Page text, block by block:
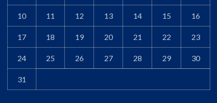
10 11 12 13 14 15 16
17 18 19 20 21 22 23
24 25 26 27 28 29 30
31